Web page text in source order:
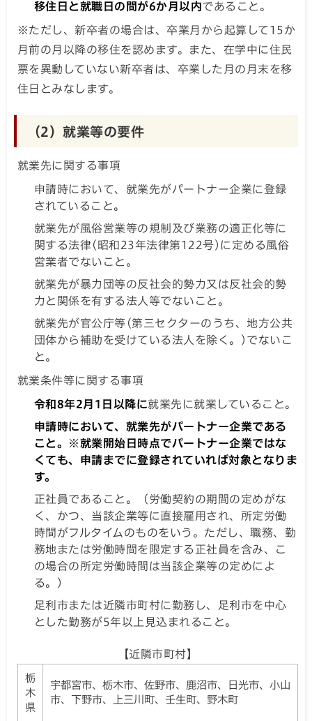
移住日と就職日の間が6か月以内であること。
※ただし、新卒者の場合は、卒業月から起算して15か
月前の月以降の移住を認めます。また、在学中に住民
票を異動していない新卒者は、卒業した月の月末を移
住日とみなします。
（2）就業等の要件
就業先に関する事項
申請時において、就業先がパートナー企業に登録
されていること。
就業先が風俗営業等の規制及び業務の適正化等に
関する法律(昭和23年法律第122号)に定める風俗
営業者でないこと。
就業先が暴力団等の反社会的勢力又は反社会的勢
力と関係を有する法人等でないこと。
就業先が官公庁等(第三セクターのうち、地方公共
団体から補助を受けている法人を除く。)でないこ
と。
就業条件等に関する事項
令和8年2月1日以降に就業先に就業していること。
申請時において、就業先がパートナー企業である
こと。※就業開始日時点でパートナー企業ではな
くても、申請までに登録されていれば対象となりま
す。
正社員であること。（労働契約の期間の定めがな
く、かつ、当該企業等に直接雇用され、所定労働
時間がフルタイムのものをいう。ただし、職務、勤
務地または労働時間を限定する正社員を含み、こ
の場合の所定労働時間は当該企業等の定めによ
る。）
足利市または近隣市町村に勤務し、足利市を中心
とした勤務が5年以上見込まれること。
【近隣市町村】
栃
木
県
宇都宮市、栃木市、佐野市、鹿沼市、日光市、小山
市、下野市、上三川町、壬生町、野木町